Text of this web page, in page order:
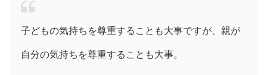
子どもの気持ちを尊重することも大事ですが、親が
自分の気持ちを尊重することも大事。